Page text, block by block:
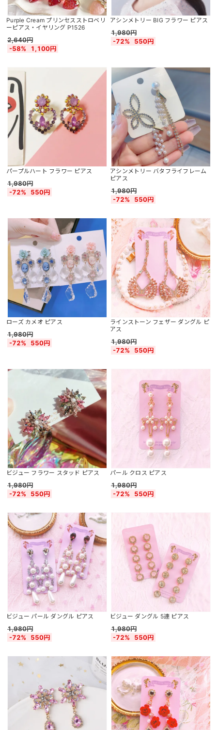
Purple Cream プリンセスストロベリ
ーピアス・イヤリング P1526
2,640円
-58%
1,100円
アシンメトリー BIG フラワー ピアス
1,980円
-72%
550円
パープルハート フラワー ピアス
1,980円
-72%
550円
アシンメトリー バタフライフレーム
ピアス
1,980円
-72%
550円
ローズ カメオ ピアス
1,980円
-72%
550円
ラインストーン フェザー ダングル ピ
アス
1,980円
-72%
550円
ビジュー フラワー スタッド ピアス
1,980円
-72%
550円
パール クロス ピアス
1,980円
-72%
550円
ビジュー パール ダングル ピアス
1,980円
-72%
550円
ビジュー ダングル 5連 ピアス
1,980円
-72%
550円